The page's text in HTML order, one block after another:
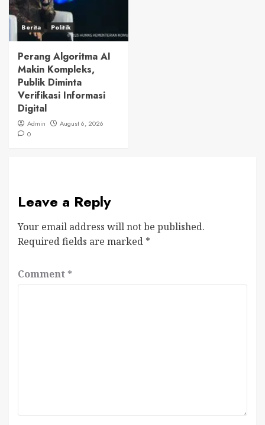
Berita Politik
Perang Algoritma AI
Makin Kompleks,
Publik Diminta
Verifikasi Informasi
Digital
Admin
August 6, 2026
0
Leave a Reply
Your email address will not be published.
Required fields are marked *
Comment *